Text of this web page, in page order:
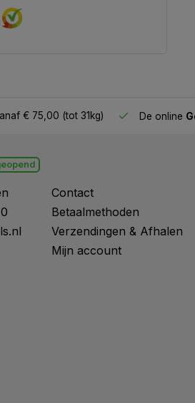
€ 75,00 (tot 31kg) De online
Contact
Betaalmethoden
Verzendingen & Afhalen
Mijn account